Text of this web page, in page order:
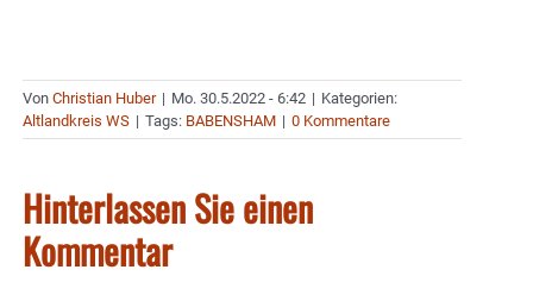
Von Christian Huber | Mo. 30.5.2022 - 6:42 | Kategorien:
Altlandkreis WS | Tags: BABENSHAM | 0 Kommentare
Hinterlassen Sie einen
Kommentar